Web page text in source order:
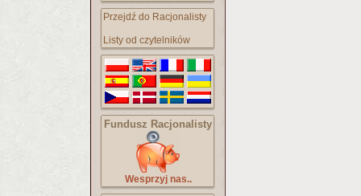
Przejdź do Racjonalisty
Listy od czytelników
Fundusz Racjonalisty
Wesprzyj nas..